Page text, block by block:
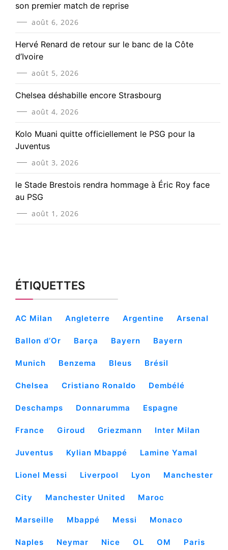
son premier match de reprise
août 6, 2026
Hervé Renard de retour sur le banc de la Côte
d’Ivoire
août 5, 2026
Chelsea déshabille encore Strasbourg
août 4, 2026
Kolo Muani quitte officiellement le PSG pour la
Juventus
août 3, 2026
le Stade Brestois rendra hommage à Éric Roy face
au PSG
août 1, 2026
ÉTIQUETTES
AC Milan Angleterre Argentine Arsenal
Ballon d’Or Barça Bayern Bayern
Munich Benzema Bleus Brésil
Chelsea Cristiano Ronaldo Dembélé
Deschamps Donnarumma Espagne
France Giroud Griezmann Inter Milan
Juventus Kylian Mbappé Lamine Yamal
Lionel Messi Liverpool Lyon Manchester
City Manchester United Maroc
Marseille Mbappé Messi Monaco
Naples Neymar Nice OL OM Paris